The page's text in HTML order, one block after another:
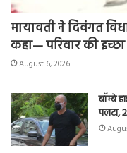
मायावती ने दिवंगत
कहा— परिवार की
August 6, 2026
बॉम्बे
पलटा,